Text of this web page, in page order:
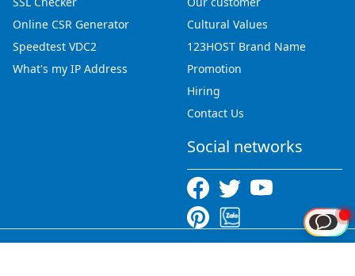
Online CSR Generator
Speedtest VDC2
What's my IP Address
Cultural Values
123HOST Brand Name
Promotion
Hiring
Contact Us
Social networks